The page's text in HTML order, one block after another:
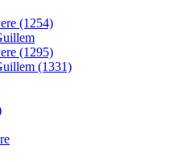
(1254)
(1295)
(1331)